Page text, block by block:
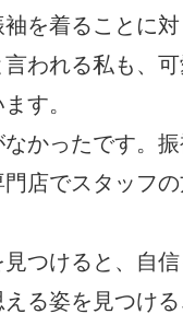
を着ることに
われる私も、
す。
かったです。
門店でスタッフ
つけると、自
る姿を見つける